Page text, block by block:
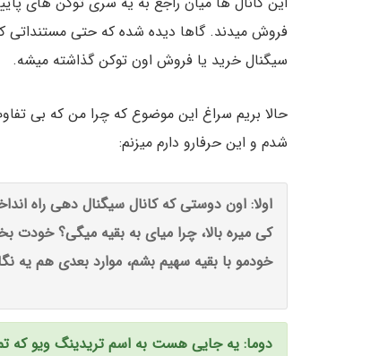
فروش میدند. گاها دیده شده که حتی مستنداتی
سیگنال خرید یا فروش اون توکن گذاشته میشه.
حالا بریم سراغ این موضوع که چرا من که بی
شدم و این حرفارو دارم میزنم:
اولا: اون دوستی که کانال سیگنال دهی راه
کی میره بالا، چرا میای به بقیه میگی؟ خودت
خودمو با بقیه سهیم بشم، موارد بعدی هم یه
دوما: یه جایی هست به اسم تریدینگ ویو که